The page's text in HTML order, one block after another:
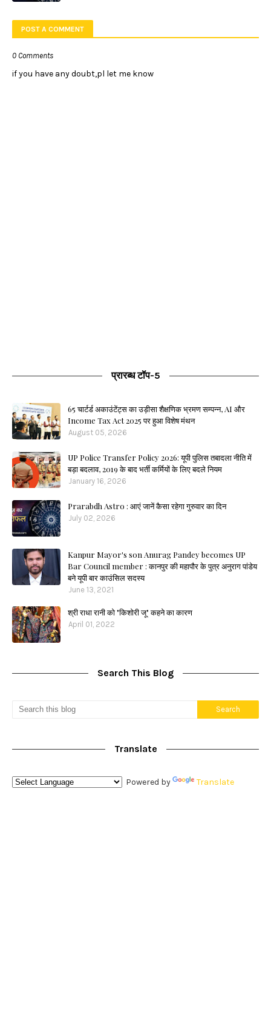
POST A COMMENT
0 Comments
if you have any doubt,pl let me know
प्रारब्ध टॉप-5
65 चार्टर्ड अकाउंटेंट्स का उड़ीसा शैक्षणिक भ्रमण सम्पन्न, AI और
Income Tax Act 2025 पर हुआ विशेष मंथन
August 05, 2026
UP Police Transfer Policy 2026: यूपी पुलिस तबादला नीति में
बड़ा बदलाव, 2019 के बाद भर्ती कर्मियों के लिए बदले नियम
January 16, 2026
Prarabdh Astro : आएं जानें कैसा रहेगा गुरुवार का दिन
July 02, 2026
Kanpur Mayor's son Anurag Pandey becomes UP
Bar Council member : कानपुर की महापौर के पुत्र अनुराग पांडेय
बने यूपी बार काउंसिल सदस्य
June 13, 2021
श्री राधा रानी को "किशोरी जू" कहने का कारण
April 01, 2022
Search This Blog
Translate
Powered by Translate